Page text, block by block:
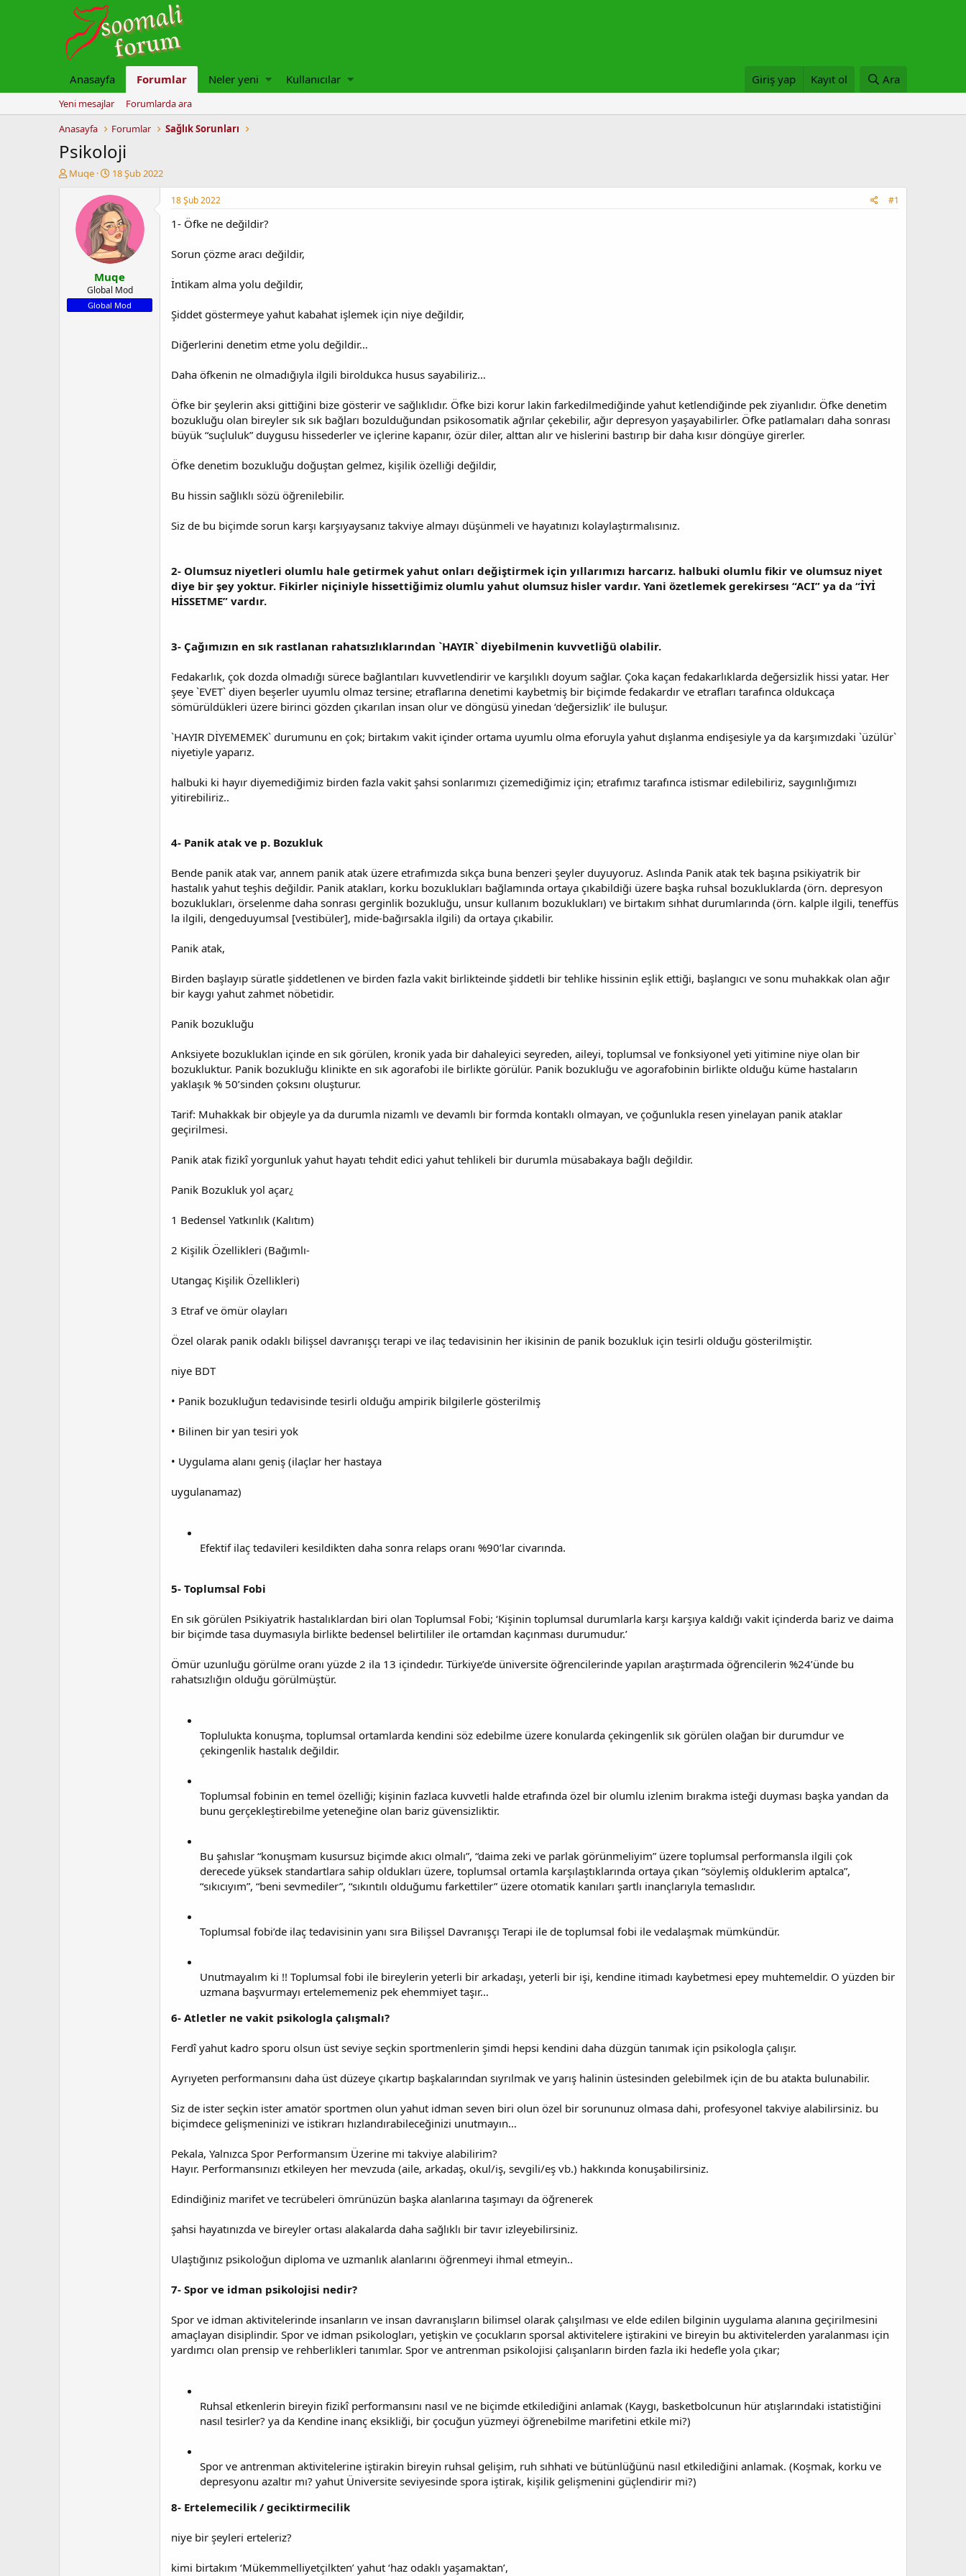
Anasayfa Forumlar Neler yeni Kullanıcılar Giriş yap Kayıt ol Ara
Yeni mesajlar
Forumlarda ara
Anasayfa
Forumlar Sağlık Sorunları
Psikoloji
K
a
t
Muqe
B
ş
l
a
n
g
ı
ç
t
a
r
18 Şub 2022
Muqe
Global Mod
Global Mod
18 Şub 2022 #1
1- Öfke ne değildir?
Sorun çözme aracı değildir,
İntikam alma yolu değildir,
Şiddet göstermeye yahut kabahat işlemek için niye değildir,
Diğerlerini denetim etme yolu değildir…
Daha öfkenin ne olmadığıyla ilgili biroldukca husus sayabiliriz…
Öfke bir şeylerin aksi gittiğini bize gösterir ve sağlıklıdır. Öfke bizi korur lakin farkedilmediğinde yahut ketlendiğinde pek ziyanlıdır. Öfke denetim
bozukluğu olan bireyler sık sık bağları bozulduğundan psikosomatik ağrılar çekebilir, ağır depresyon yaşayabilirler. Öfke patlamaları daha sonrası
büyük “suçluluk” duygusu hissederler ve içlerine kapanır, özür diler, alttan alır ve hislerini bastırıp bir daha kısır döngüye girerler.
Öfke denetim bozukluğu doğuştan gelmez, kişilik özelliği değildir,
Bu hissin sağlıklı sözü öğrenilebilir.
Siz de bu biçimde sorun karşı karşıyaysanız takviye almayı düşünmeli ve hayatınızı kolaylaştırmalısınız.
2- Olumsuz niyetleri olumlu hale getirmek yahut onları değiştirmek için yıllarımızı harcarız. halbuki olumlu fikir ve olumsuz niyet
diye bir şey yoktur. Fikirler niçiniyle hissettiğimiz olumlu yahut olumsuz hisler vardır. Yani özetlemek gerekirsesı “ACI” ya da “İYİ
HİSSETME” vardır.
3- Çağımızın en sık rastlanan rahatsızlıklarından `HAYIR` diyebilmenin kuvvetliğü olabilir.
Fedakarlık, çok dozda olmadığı sürece bağlantıları kuvvetlendirir ve karşılıklı doyum sağlar. Çoka kaçan fedakarlıklarda değersizlik hissi yatar. Her
şeye `EVET` diyen beşerler uyumlu olmaz tersine; etraflarına denetimi kaybetmiş bir biçimde fedakardır ve etrafları tarafınca oldukcaça
sömürüldükleri üzere birinci gözden çıkarılan insan olur ve döngüsü yinedan ‘değersizlik’ ile buluşur.
`HAYIR DİYEMEMEK` durumunu en çok; birtakım vakit içinder ortama uyumlu olma eforuyla yahut dışlanma endişesiyle ya da karşımızdaki `üzülür`
niyetiyle yaparız.
halbuki ki hayır diyemediğimiz birden fazla vakit şahsi sonlarımızı çizemediğimiz için; etrafımız tarafınca istismar edilebiliriz, saygınlığımızı
yitirebiliriz..
4- Panik atak ve p. Bozukluk
Bende panik atak var, annem panik atak üzere etrafımızda sıkça buna benzeri şeyler duyuyoruz. Aslında Panik atak tek başına psikiyatrik bir
hastalık yahut teşhis değildir. Panik atakları, korku bozuklukları bağlamında ortaya çıkabildiği üzere başka ruhsal bozukluklarda (örn. depresyon
bozuklukları, örselenme daha sonrası gerginlik bozukluğu, unsur kullanım bozuklukları) ve birtakım sıhhat durumlarında (örn. kalple ilgili, teneffüs
la ilgili, dengeduyumsal [vestibüler], mide-bağırsakla ilgili) da ortaya çıkabilir.
Panik atak,
Birden başlayıp süratle şiddetlenen ve birden fazla vakit birlikteinde şiddetli bir tehlike hissinin eşlik ettiği, başlangıcı ve sonu muhakkak olan ağır
bir kaygı yahut zahmet nöbetidir.
Panik bozukluğu
Anksiyete bozukluklan içinde en sık görülen, kronik yada bir dahaleyici seyreden, aileyi, toplumsal ve fonksiyonel yeti yitimine niye olan bir
bozukluktur. Panik bozukluğu klinikte en sık agorafobi ile birlikte görülür. Panik bozukluğu ve agorafobinin birlikte olduğu küme hastaların
yaklaşık % 50’sinden çoksını oluşturur.
Tarif: Muhakkak bir objeyle ya da durumla nizamlı ve devamlı bir formda kontaklı olmayan, ve çoğunlukla resen yinelayan panik ataklar
geçirilmesi.
Panik atak fizikî yorgunluk yahut hayatı tehdit edici yahut tehlikeli bir durumla müsabakaya bağlı değildir.
Panik Bozukluk yol açar¿
1 Bedensel Yatkınlık (Kalıtım)
2 Kişilik Özellikleri (Bağımlı-
Utangaç Kişilik Özellikleri)
3 Etraf ve ömür olayları
Özel olarak panik odaklı bilişsel davranışçı terapi ve ilaç tedavisinin her ikisinin de panik bozukluk için tesirli olduğu gösterilmiştir.
niye BDT
• Panik bozukluğun tedavisinde tesirli olduğu ampirik bilgilerle gösterilmiş
• Bilinen bir yan tesiri yok
• Uygulama alanı geniş (ilaçlar her hastaya
uygulanamaz)
Efektif ilaç tedavileri kesildikten daha sonra relaps oranı %90’lar civarında.
5- Toplumsal Fobi
En sık görülen Psikiyatrik hastalıklardan biri olan Toplumsal Fobi; ‘Kişinin toplumsal durumlarla karşı karşıya kaldığı vakit içinderda bariz ve daima
bir biçimde tasa duymasıyla birlikte bedensel belirtililer ile ortamdan kaçınması durumudur.’
Ömür uzunluğu görülme oranı yüzde 2 ila 13 içindedır. Türkiye’de üniversite öğrencilerinde yapılan araştırmada öğrencilerin %24’ünde bu
rahatsızlığın olduğu görülmüştür.
Toplulukta konuşma, toplumsal ortamlarda kendini söz edebilme üzere konularda çekingenlik sık görülen olağan bir durumdur ve
çekingenlik hastalık değildir.
Toplumsal fobinin en temel özelliği; kişinin fazlaca kuvvetli halde etrafında özel bir olumlu izlenim bırakma isteği duyması başka yandan da
bunu gerçekleştirebilme yeteneğine olan bariz güvensizliktir.
Bu şahıslar “konuşmam kusursuz biçimde akıcı olmalı”, “daima zeki ve parlak görünmeliyim” üzere toplumsal performansla ilgili çok
derecede yüksek standartlara sahip oldukları üzere, toplumsal ortamla karşılaştıklarında ortaya çıkan “söylemiş olduklerim aptalca”,
“sıkıcıyım”, “beni sevmediler”, “sıkıntılı olduğumu farkettiler” üzere otomatik kanıları şartlı inançlarıyla temaslıdır.
Toplumsal fobi’de ilaç tedavisinin yanı sıra Bilişsel Davranışçı Terapi ile de toplumsal fobi ile vedalaşmak mümkündür.
Unutmayalım ki !! Toplumsal fobi ile bireylerin yeterli bir arkadaşı, yeterli bir işi, kendine itimadı kaybetmesi epey muhtemeldir. O yüzden bir
uzmana başvurmayı ertelememeniz pek ehemmiyet taşır…
6- Atletler ne vakit psikologla çalışmalı?
Ferdî yahut kadro sporu olsun üst seviye seçkin sportmenlerin şimdi hepsi kendini daha düzgün tanımak için psikologla çalışır.
Ayrıyeten performansını daha üst düzeye çıkartıp başkalarından sıyrılmak ve yarış halinin üstesinden gelebilmek için de bu atakta bulunabilir.
Siz de ister seçkin ister amatör sportmen olun yahut idman seven biri olun özel bir sorununuz olmasa dahi, profesyonel takviye alabilirsiniz. bu
biçimdece gelişmeninizi ve istikrarı hızlandırabileceğinizi unutmayın…
Pekala, Yalnızca Spor Performansım Üzerine mi takviye alabilirim?
Hayır. Performansınızı etkileyen her mevzuda (aile, arkadaş, okul/iş, sevgili/eş vb.) hakkında konuşabilirsiniz.
Edindiğiniz marifet ve tecrübeleri ömrünüzün başka alanlarına taşımayı da öğrenerek
şahsi hayatınızda ve bireyler ortası alakalarda daha sağlıklı bir tavır izleyebilirsiniz.
Ulaştığınız psikoloğun diploma ve uzmanlık alanlarını öğrenmeyi ihmal etmeyin..
7- Spor ve idman psikolojisi nedir?
Spor ve idman aktivitelerinde insanların ve insan davranışların bilimsel olarak çalışılması ve elde edilen bilginin uygulama alanına geçirilmesini
amaçlayan disiplindir. Spor ve idman psikologları, yetişkin ve çocukların sporsal aktivitelere iştirakini ve bireyin bu aktivitelerden yaralanması için
yardımcı olan prensip ve rehberlikleri tanımlar. Spor ve antrenman psikolojisi çalışanların birden fazla iki hedefle yola çıkar;
Ruhsal etkenlerin bireyin fizikî performansını nasıl ve ne biçimde etkilediğini anlamak (Kaygı, basketbolcunun hür atışlarındaki istatistiğini
nasıl tesirler? ya da Kendine inanç eksikliği, bir çocuğun yüzmeyi öğrenebilme marifetini etkile mi?)
Spor ve antrenman aktivitelerine iştirakin bireyin ruhsal gelişim, ruh sıhhati ve bütünlüğünü nasıl etkilediğini anlamak. (Koşmak, korku ve
depresyonu azaltır mı? yahut Üniversite seviyesinde spora iştirak, kişilik gelişmenini güçlendirir mi?)
8- Ertelemecilik / geciktirmecilik
niye bir şeyleri erteleriz?
kimi birtakım ‘Mükemmelliyetçilkten’ yahut ‘haz odaklı yaşamaktan’,